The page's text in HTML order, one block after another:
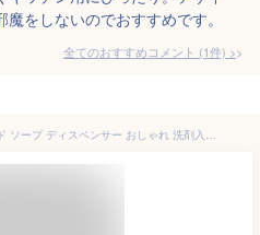
をしないのでおすすめです。
全てのおすすめコメント (1件) >
GLUBEE 304ステンレス ハンド ソープ ディスペンサー おしゃれ 洗剤入れ 食器用洗剤 シャンプー 液体など 詰め替え用ポンプボトル 台所 キッチン お風呂 浴室 洗面所 バスルームなどに適用 400ml容量